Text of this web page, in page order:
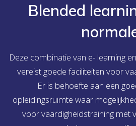
Blended
Deze combinatie van e- learning
vereist goede faciliteiten voor
Er is behoefte aan een
opleidingsruimte waar
voor vaardigheidstraining met